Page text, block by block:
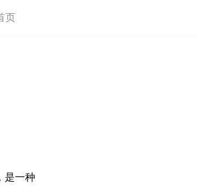
页
是一种